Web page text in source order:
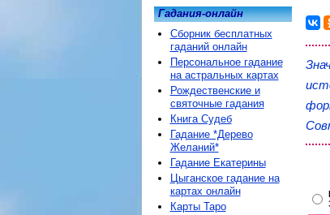
Гадания-онлайн
Сборник бесплатных
гаданий онлайн
Персональное гадание
на астральных картах
Рождественские и
святочные гадания
Книга Судеб
Гадание *Дерево
Желаний*
Гадание Екатерины
Цыганское гадание на
картах онлайн
Карты Таро